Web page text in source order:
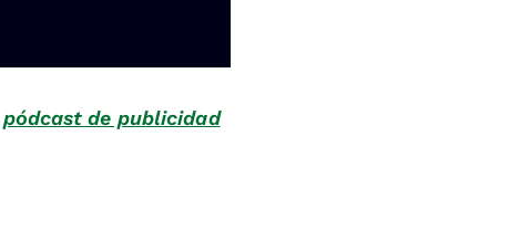
pódcast de publicidad